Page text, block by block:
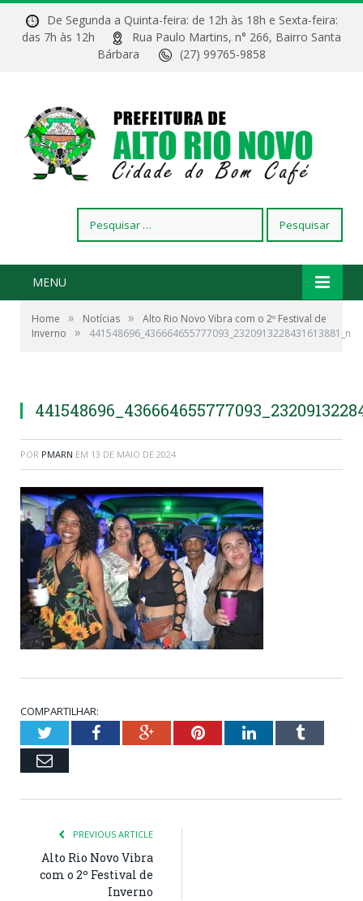
De Segunda a Quinta-feira: de 12h às 18h e Sexta-feira:
das 7h às 12h
Rua Paulo Martins, n° 266, Bairro Santa
Bárbara
(27) 99765-9858
por:
MENU
Home » Notícias »
Alto Rio Novo Vibra com o 2º Festival de
Inverno
» 441548696_436664655777093_2320913228431613881_n
POR PMARN EM 13 DE MAIO DE 2024
COMPARTILHAR:
TwitterFacebookGoogle+PinterestLinkedInTumblr
Email
PREVIOUS ARTICLE
Alto Rio Novo Vibra
com o 2º Festival de
Inverno